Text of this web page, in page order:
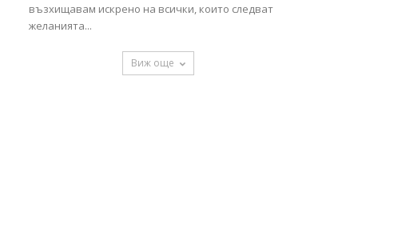
възхищавам искрено на всички, които следват
желанията...
Виж още